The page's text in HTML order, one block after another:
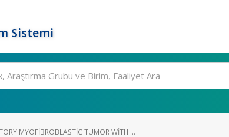
Sistemi
MYOFIBROBLASTIC TUMOR WITH ...